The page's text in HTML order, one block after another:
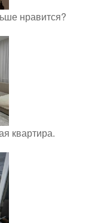
нравится?
квартира.